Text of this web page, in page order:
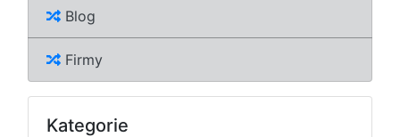
Blog
Firmy
Kategorie